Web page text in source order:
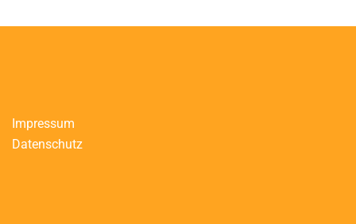
Impressum
Datenschutz